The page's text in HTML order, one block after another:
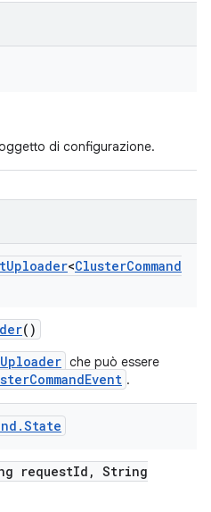
di configurazione.
Uploader<ClusterCommand
()
che può essere
.
.State
requestId , String